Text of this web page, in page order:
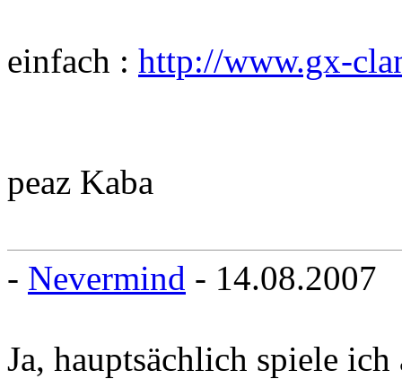
einfach : http://www.gx-
peaz Kaba
- Nevermind - 14.08.2007
Ja, hauptsächlich spiele ich